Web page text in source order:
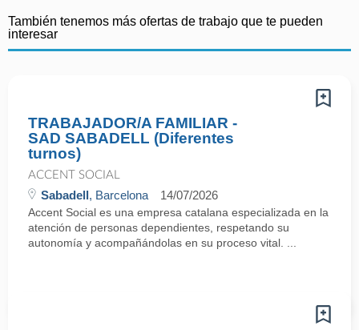
También tenemos más ofertas de trabajo que te pueden
interesar
TRABAJADOR/A FAMILIAR -
SAD SABADELL (Diferentes
turnos)
ACCENT SOCIAL
Sabadell, Barcelona 14/07/2026
Accent Social es una empresa catalana especializada en la
atención de personas dependientes, respetando su
autonomía y acompañándolas en su proceso vital. ...